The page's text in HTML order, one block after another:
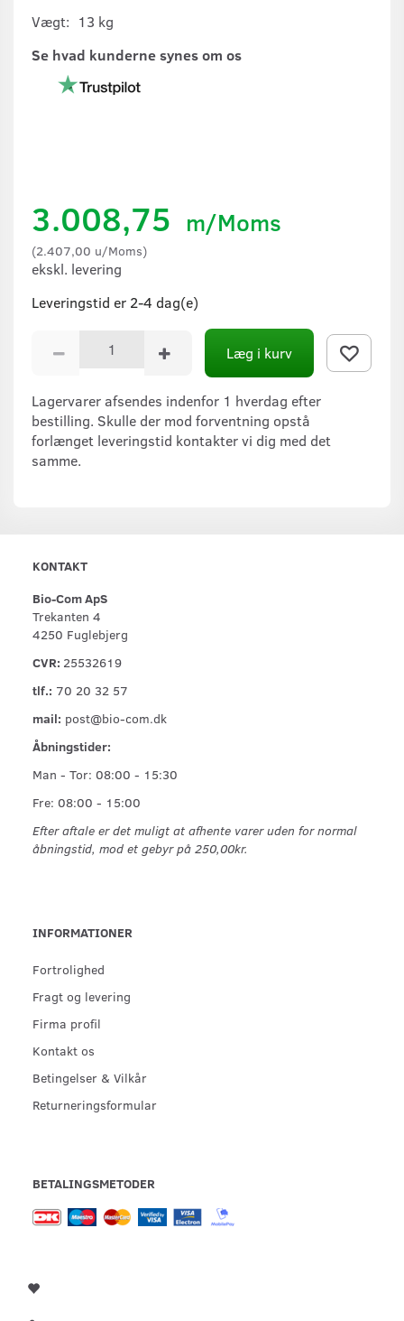
Vægt: 13 kg
Se hvad kunderne synes om os
3.008,75 m/Moms
(2.407,00 u/Moms)
ekskl. levering
Leveringstid er 2-4 dag(e)
Læg i kurv
Lagervarer afsendes indenfor 1 hverdag efter
bestilling. Skulle der mod forventning opstå
forlænget leveringstid kontakter vi dig med det
samme.
KONTAKT
Bio-Com ApS
Trekanten 4
4250 Fuglebjerg
CVR: 25532619
tlf.: 70 20 32 57
mail: post@bio-com.dk
Åbningstider:
Man - Tor: 08:00 - 15:30
Fre: 08:00 - 15:00
Efter aftale er det muligt at afhente varer uden for normal
åbningstid, mod et gebyr på 250,00kr.
INFORMATIONER
Fortrolighed
Fragt og levering
Firma profil
Kontakt os
Betingelser & Vilkår
Returneringsformular
BETALINGSMETODER